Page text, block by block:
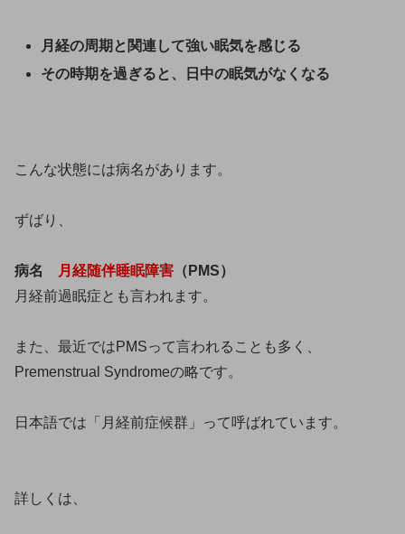
月経の周期と関連して強い眠気を感じる
その時期を過ぎると、日中の眠気がなくなる
こんな状態には病名があります。
ずばり、
病名 月経随伴睡眠障害 （PMS）
月経前過眠症とも言われます。
また、最近ではPMSって言われることも多く、
Premenstrual Syndromeの略です。
日本語では「月経前症候群」って呼ばれています。
詳しくは、